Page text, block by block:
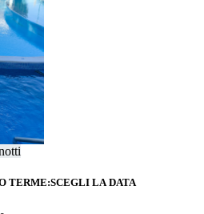
TERME:SCEGLI LA DATA